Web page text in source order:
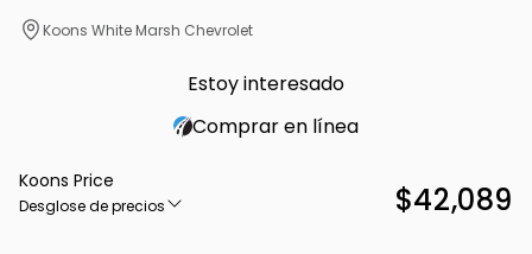
Koons White Marsh Chevrolet
Estoy interesado
Comprar en línea
Koons Price
Desglose de precios $42,089